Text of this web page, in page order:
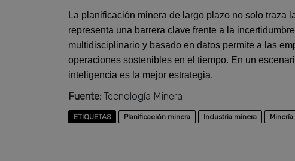
La planificación minera de largo plazo no solo traza
representa una barrera clave frente a la
multidisciplinario y basado en datos permite a las
operaciones sostenibles en el tiempo. En un
inteligencia es la mejor estrategia.
Fuente: Tecnología Minera
ETIQUETAS Planificación minera Industria minera Minería